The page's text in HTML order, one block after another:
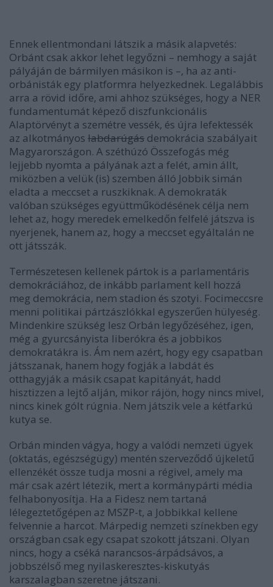
Ennek ellentmondani látszik a másik alapvetés:
Orbánt csak akkor lehet legyőzni – nemhogy a saját
pályáján de bármilyen másikon is –, ha az anti-
orbánisták egy platformra helyezkednek. Legalábbis
arra a rövid időre, ami ahhoz szükséges, hogy a NER
fundamentumát képező diszfunkcionális
Alaptörvényt a szemétre vessék, és újra lefektessék
az alkotmányos labdarúgás demokrácia szabályait
Magyarországon. A széthúzó Összefogás még
lejjebb nyomta a pályának azt a felét, amin állt,
miközben a velük (is) szemben álló Jobbik simán
eladta a meccset a ruszkiknak. A demokraták
valóban szükséges együttműködésének célja nem
lehet az, hogy meredek emelkedőn felfelé játszva is
nyerjenek, hanem az, hogy a meccset egyáltalán ne
ott játsszák.
Természetesen kellenek pártok is a parlamentáris
demokráciához, de inkább parlament kell hozzá
meg demokrácia, nem stadion és szotyi. Focimeccsre
menni politikai pártzászlókkal egyszerűen hülyeség.
Mindenkire szükség lesz Orbán legyőzéséhez, igen,
még a gyurcsányista liberókra és a jobbikos
demokratákra is. Ám nem azért, hogy egy csapatban
játsszanak, hanem hogy fogják a labdát és
otthagyják a másik csapat kapitányát, hadd
hisztizzen a lejtő alján, mikor rájön, hogy nincs mivel,
nincs kinek gólt rúgnia. Nem játszik vele a kétfarkú
kutya se.
Orbán minden vágya, hogy a valódi nemzeti ügyek
(oktatás, egészségügy) mentén szerveződő újkeletű
ellenzékét össze tudja mosni a régivel, amely ma
már csak azért létezik, mert a kormánypárti média
felhabonyosítja. Ha a Fidesz nem tartaná
lélegeztetőgépen az MSZP-t, a Jobbikkal kellene
felvennie a harcot. Márpedig nemzeti színekben egy
országban csak egy csapat szokott játszani. Olyan
nincs, hogy a cséká narancsos-árpádsávos, a
jobbszélső meg nyilaskeresztes-kiskutyás
karszalagban szeretne játszani.